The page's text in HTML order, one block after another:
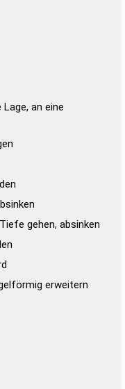
an eine
gehen, absinken
erweitern